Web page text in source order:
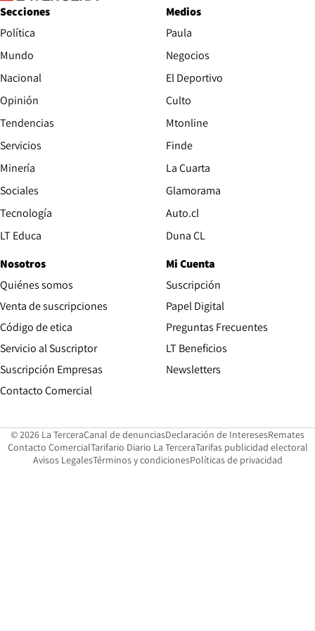
Secciones
Política
Mundo
Nacional
Opinión
Tendencias
Servicios
Minería
Sociales
Tecnología
LT Educa
Medios
Paula
Negocios
El Deportivo
Culto
Mtonline
Finde
La Cuarta
Glamorama
Auto.clOpens in new window
Duna CLOpens in new window
Nosotros
Quiénes somos
Venta de suscripciones
Código de etica Opens in new window
Servicio al Suscriptor
Suscripción Empresas
Contacto ComercialOpens in new window
Mi Cuenta
Suscripción
Papel DigitalOpens in new
Preguntas Frecuentes
LT Beneficios
Newsletters
© 2026 La TerceraCanal de denunciasOpens in new window
Declaración de InteresesOpens in
Remates
Contacto ComercialOpens in new window
Tarifario Diario La TerceraOpens in new window
Tarifas publicidad electoral
Avisos LegalesOpens in new window
Términos y condicionesPolíticas de privacidad